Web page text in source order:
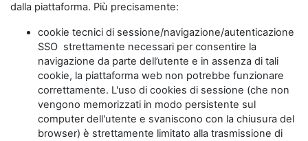
dalla piattaforma. Più precisamente:
cookie tecnici di sessione/navigazione/autenticazione
SSO strettamente necessari per consentire la
navigazione da parte dell’utente e in assenza di tali
cookie, la piattaforma web non potrebbe funzionare
correttamente. L'uso di cookies di sessione (che non
vengono memorizzati in modo persistente sul
computer dell'utente e svaniscono con la chiusura del
browser) è strettamente limitato alla trasmissione di